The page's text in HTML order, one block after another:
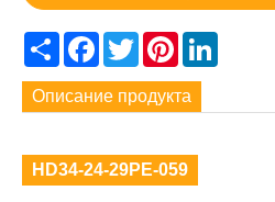
ShareFacebook
TwitterPinterest
Описание продукта
HD34-24-29PE-059